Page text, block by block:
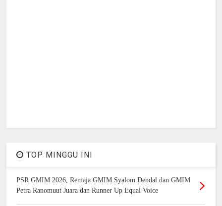
TOP MINGGU INI
PSR GMIM 2026, Remaja GMIM Syalom Dendal dan GMIM
Petra Ranomuut Juara dan Runner Up Equal Voice